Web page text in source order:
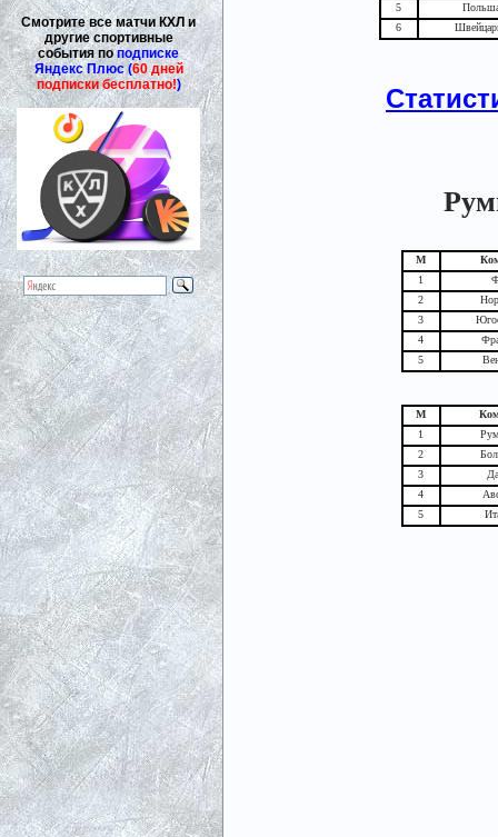
Смотрите все матчи КХЛ и
другие спортивные
события поподписке
Яндекс Плюс (60 дней
подписки бесплатно!)
5
6
М
1
2
3
4
5
М
1
2
3
4
5